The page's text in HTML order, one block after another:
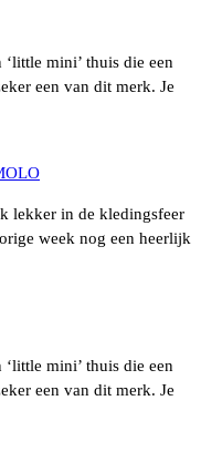
mini’ thuis die een
een van dit merk. Je
lekker in de kledingsfeer
week nog een heerlijk
mini’ thuis die een
een van dit merk. Je